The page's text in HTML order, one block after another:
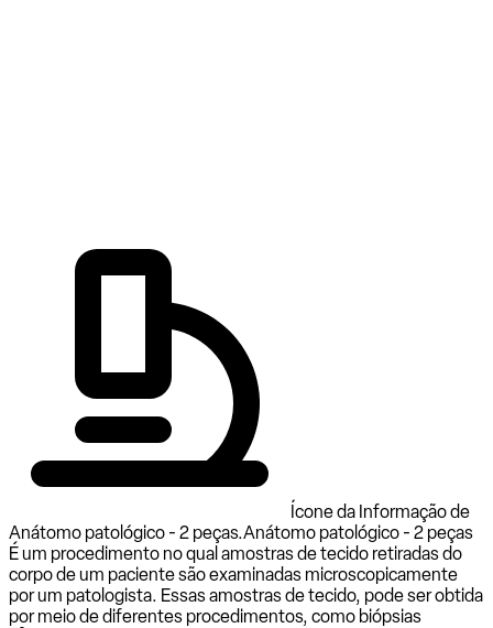
Ícone da Informação de
Anátomo patológico - 2 peças.Anátomo patológico - 2 peças
É um procedimento no qual amostras de tecido retiradas do
corpo de um paciente são examinadas microscopicamente
por um patologista. Essas amostras de tecido, pode ser obtida
por meio de diferentes procedimentos, como biópsias